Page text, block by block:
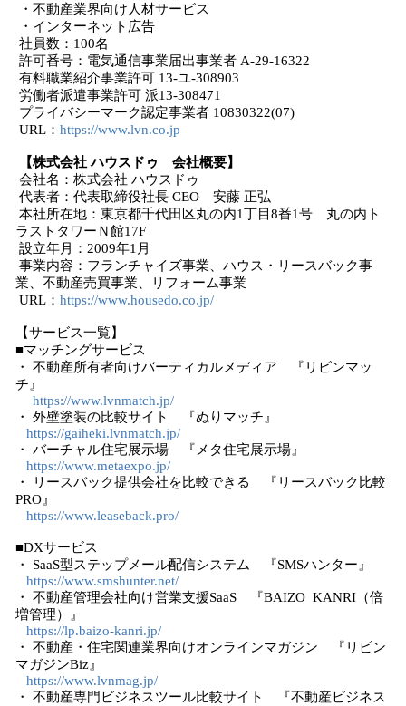
・不動産業界向け人材サービス
・インターネット広告
社員数：100名
許可番号：電気通信事業届出事業者 A-29-16322
有料職業紹介事業許可 13-ユ-308903
労働者派遣事業許可 派13-308471
プライバシーマーク認定事業者 10830322(07)
URL： https://www.lvn.co.jp
【株式会社 ハウスドゥ 会社概要】
会社名：株式会社 ハウスドゥ
代表者：代表取締役社長 CEO 安藤 正弘
本社所在地：東京都千代田区丸の内1丁目8番1号 丸の内ト
ラストタワーＮ館17F
設立年月：2009年1月
事業内容：フランチャイズ事業、ハウス・リースバック事
業、不動産売買事業、リフォーム事業
URL： https://www.housedo.co.jp/
【サービス一覧】
■マッチングサービス
・ 不動産所有者向けバーティカルメディア 『リビンマッ
チ』
https://www.lvnmatch.jp/
・ 外壁塗装の比較サイト 『ぬりマッチ』
https://gaiheki.lvnmatch.jp/
・ バーチャル住宅展示場 『メタ住宅展示場』
https://www.metaexpo.jp/
・ リースバック提供会社を比較できる 『リースバック比較
PRO』
https://www.leaseback.pro/
■DXサービス
・ SaaS型ステップメール配信システム 『SMSハンター』
https://www.smshunter.net/
・ 不動産管理会社向け営業支援SaaS 『BAIZO KANRI（倍
増管理）』
https://lp.baizo-kanri.jp/
・ 不動産・住宅関連業界向けオンラインマガジン 『リビン
マガジンBiz』
https://www.lvnmag.jp/
・ 不動産専門ビジネスツール比較サイト 『不動産ビジネス